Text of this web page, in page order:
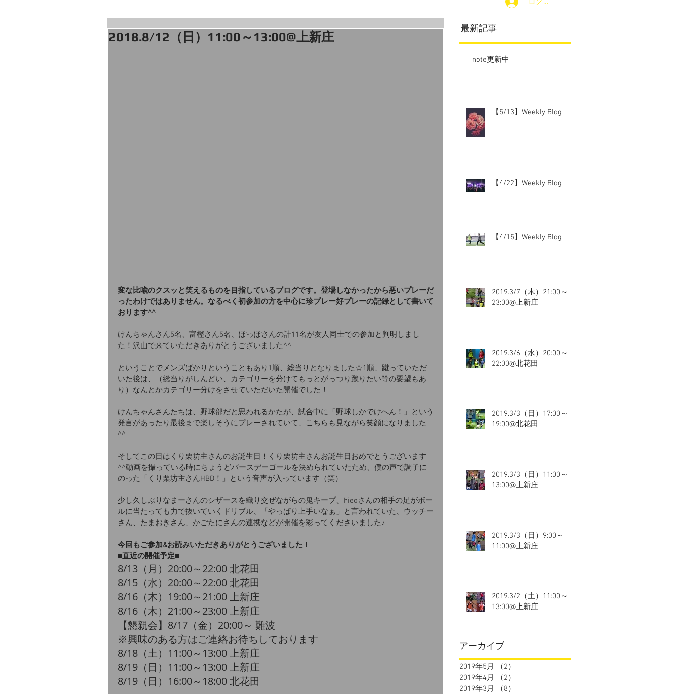
2018.8/12（日）11:00～13:00@上新庄
変な比喩のクスッと笑えるものを目指しているブログです。登場しなかったから悪いプレーだ
ったわけではありません。なるべく初参加の方を中心に珍プレー好プレーの記録として書いて
おります^^
けんちゃんさん5名、富樫さん5名、ぽっぽさんの計11名が友人同士での参加と判明しまし
た！沢山で来ていただきありがとうございました^^
ということでメンズばかりということもあり1順、総当りとなりました☆1順、蹴っていただ
いた後は、（総当りがしんどい、カテゴリーを分けてもっとがっつり蹴りたい等の要望もあ
り）なんとかカテゴリー分けをさせていただいた開催でした！
けんちゃんさんたちは、野球部だと思われるかたが、試合中に「野球しかでけへん！」という
発言があったり最後まで楽しそうにプレーされていて、こちらも見ながら笑顔になりました
^^
そしてこの日はくり栗坊主さんのお誕生日！くり栗坊主さんお誕生日おめでとうございます
^^動画を撮っている時にちょうどバースデーゴールを決められていたため、僕の声で調子に
のった「くり栗坊主さんHBD！」という音声が入っています（笑）
少し久しぶりなまーさんのシザースを織り交ぜながらの鬼キープ、hieoさんの相手の足がボー
ルに当たっても力で抜いていくドリブル、「やっぱり上手いなぁ」と言われていた、ウッチー
さん、たまおきさん、かごたにさんの連携などが開催を彩ってくださいました♪
今回もご参加&お読みいただきありがとうございました！
■直近の開催予定■
​8/13（月）20:00～22:00 北花田
​​8/15（水）20:00～22:00 北花田
​8/16（木）19:00～21:00 上新庄
​8/16（木）21:00～23:00 上新庄
​【懇親会】8/17（金）20:00～ 難波
​※興味のある方はご連絡お待ちしております
​8/18（土）11:00～13:00 上新庄
​8/19（日）11:00～13:00 上新庄
​8/19（日）16:00～18:00 北花田
最新記事
note更新中
【5/13】Weekly Blog
【4/22】Weekly Blog
【4/15】Weekly Blog
2019.3/7（木）21:00～
23:00@上新庄
2019.3/6（水）20:00～
22:00@北花田
2019.3/3（日）17:00～
19:00@北花田
2019.3/3（日）11:00～
13:00@上新庄
2019.3/3（日）9:00～
11:00@上新庄
2019.3/2（土）11:00～
13:00@上新庄
アーカイブ
2019年5月 （2）
2019年4月
（2）
2019年3月
（8）